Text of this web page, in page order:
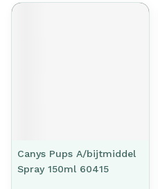
Canys Pups A/bijtmiddel
Spray 150ml 60415